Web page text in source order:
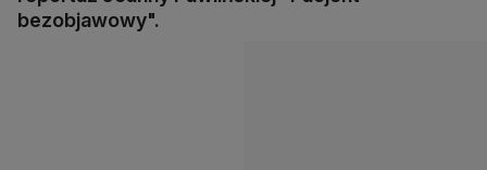
bezobjawowy".